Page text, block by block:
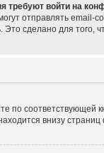
требуют войти на
отправлять
Это сделано для
по соответствующей
внизу